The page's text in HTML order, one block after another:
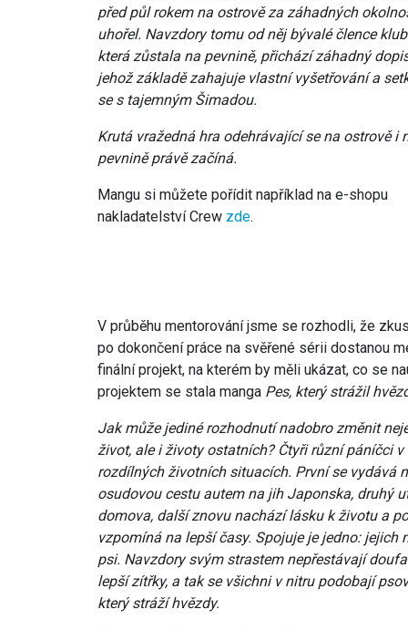
před půl rokem na ostrově za záhadných
uhořel. Navzdory tomu od něj bývalé člence
která zůstala na pevnině, přichází záhadný
jehož základě zahajuje vlastní vyšetřování a
se s tajemným Šimadou.
Krutá vražedná hra odehrávající se na ostrově i
pevnině právě začíná.
Mangu si můžete pořídit například na e-shopu
nakladatelství Crew zde.
V průběhu mentorování jsme se rozhodli, že
po dokončení práce na svěřené sérii dostanou
finální projekt, na kterém by měli ukázat, co se
projektem se stala manga Pes, který strážil
Jak může jediné rozhodnutí nadobro změnit
život, ale i životy ostatních? Čtyři různí páníčci v
rozdílných životních situacích. První se vydává
osudovou cestu autem na jih Japonska, druhý
domova, další znovu nachází lásku k životu a
vzpomíná na lepší časy. Spojuje je jedno: jejich
psi. Navzdory svým strastem nepřestávají
lepší zítřky, a tak se všichni v nitru podobají
který stráží hvězdy.